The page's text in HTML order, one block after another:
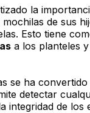
la
de sus
Esto tiene
a los planteles y
se ha
detectar
integridad de los